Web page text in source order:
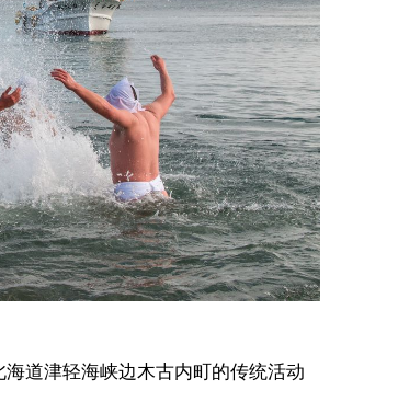
道津轻海峡边木古内町的传统活动